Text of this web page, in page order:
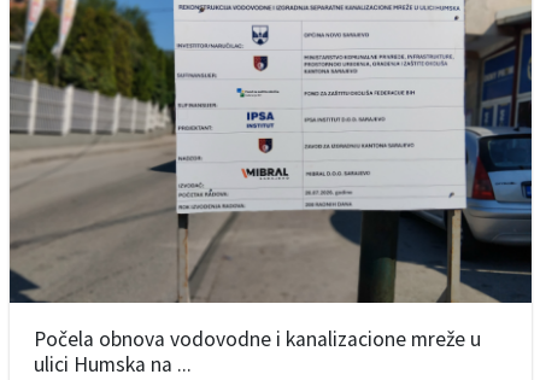
Počela obnova vodovodne i kanalizacione mreže u
ulici Humska na ...